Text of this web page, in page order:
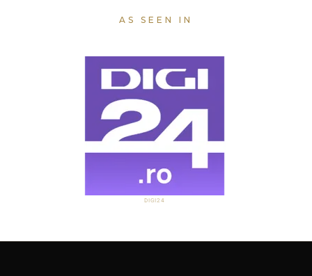
AS SEEN IN